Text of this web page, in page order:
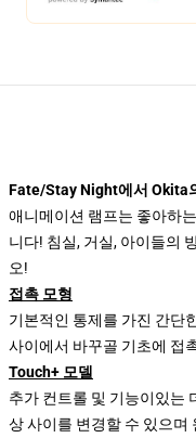
Fate/Stay Night에서 Okita
애니메이션 램프는 좋아하
니다! 침실, 거실, 아이들의
오!
접촉 모형
기본적인 통제를 가진 간단
사이에서 바꾸골 기초에 접
Touch+ 모델
추가 컨트롤 및 기능이있는
상 사이를 변경할 수 있으며